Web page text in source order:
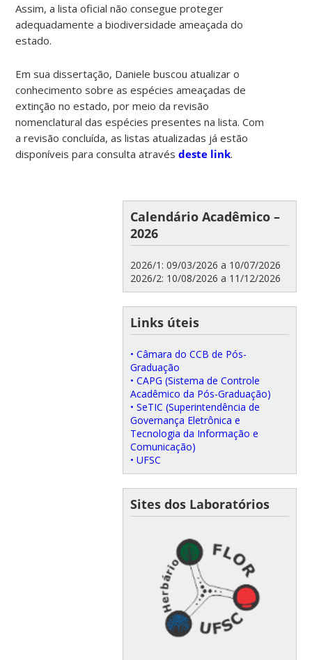
Assim, a lista oficial não consegue proteger
adequadamente a biodiversidade ameaçada do
estado.
Em sua dissertação, Daniele buscou atualizar o
conhecimento sobre as espécies ameaçadas de
extinção no estado, por meio da revisão
nomenclatural das espécies presentes na lista. Com
a revisão concluída, as listas atualizadas já estão
disponíveis para consulta atravésdeste link.
Calendário Acadêmico –
2026
2026/1: 09/03/2026 a 10/07/2026
2026/2: 10/08/2026 a 11/12/2026
Links úteis
• Câmara do CCB de Pós-
Graduação
• CAPG (Sistema de Controle
Acadêmico da Pós-Graduação)
• SeTIC (Superintendência de
Governança Eletrônica e
Tecnologia da Informação e
Comunicação)
• UFSC
Sites dos Laboratórios